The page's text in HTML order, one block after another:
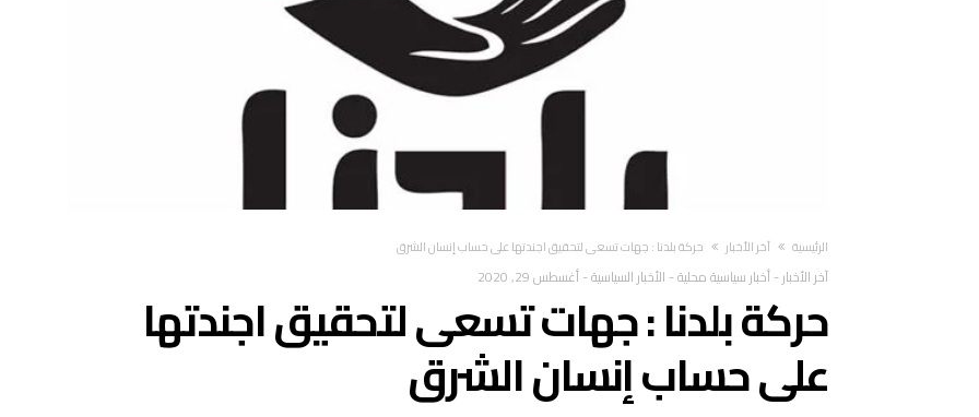
‫الرئيسية‬ آخر الأخبار حركة بلدنا : جهات تسعى لتحقيق اجندتها على حساب إنسان الشرق
آخر الأخبار-أخبار سياسية محلية- الأخبار السياسية-أغسطس 29, 2020
حركة بلدنا : جهات تسعى لتحقيق اجندتها
على حساب إنسان الشرق